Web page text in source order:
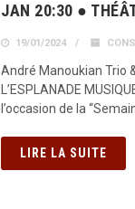
JAN 20:30 ●
19/01/2024
André Manoukian Trio
L’ESPLANADE
l’occasion de la
LIRE LA SUITE